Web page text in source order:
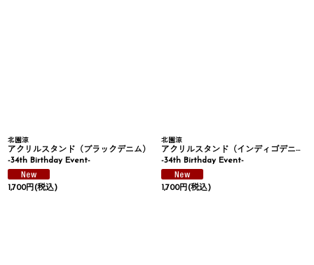
北園涼
アクリルスタンド（ブラックデニム）
-34th Birthday Event-
1,700円(税込)
北園涼
アクリルスタンド（インディゴデニム）
-34th Birthday Event-
1,700円(税込)